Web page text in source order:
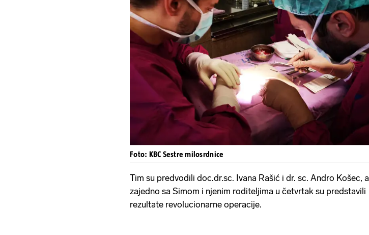
Foto: KBC Sestre milosrdnice
Tim su predvodili doc.dr.sc. Ivana Rašić i dr. sc. Andro Košec, a
zajedno sa Simom i njenim roditeljima u četvrtak su predstavili
rezultate revolucionarne operacije.